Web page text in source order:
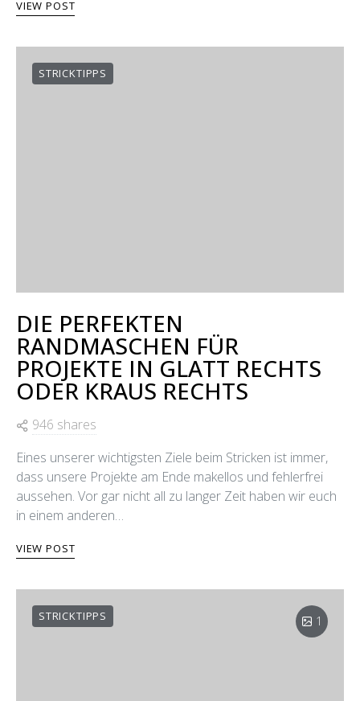
VIEW POST
STRICKTIPPS
DIE PERFEKTEN
RANDMASCHEN FÜR
PROJEKTE IN GLATT RECHTS
ODER KRAUS RECHTS
946 shares
Eines unserer wichtigsten Ziele beim Stricken ist immer,
dass unsere Projekte am Ende makellos und fehlerfrei
aussehen. Vor gar nicht all zu langer Zeit haben wir euch
in einem anderen…
VIEW POST
STRICKTIPPS 1